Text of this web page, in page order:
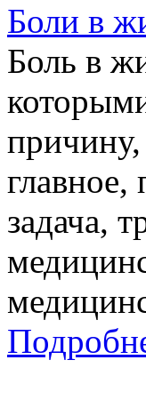
Боли в
Боль в
задача,